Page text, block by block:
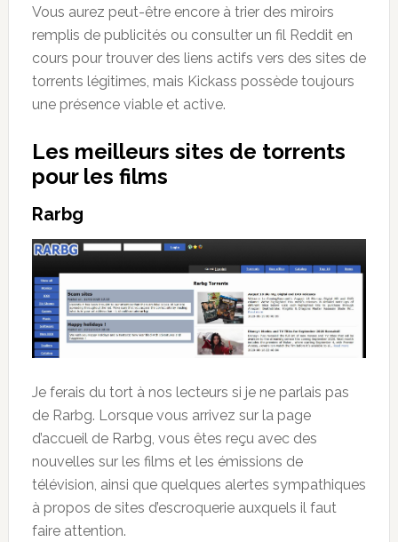
Vous aurez peut-être encore à trier des miroirs
remplis de publicités ou consulter un fil Reddit en
cours pour trouver des liens actifs vers des sites de
torrents légitimes, mais Kickass possède toujours
une présence viable et active.
Les meilleurs sites de torrents
pour les films
Rarbg
Je ferais du tort à nos lecteurs si je ne parlais pas
de Rarbg. Lorsque vous arrivez sur la page
d’accueil de Rarbg, vous êtes reçu avec des
nouvelles sur les films et les émissions de
télévision, ainsi que quelques alertes sympathiques
à propos de sites d’escroquerie auxquels il faut
faire attention.